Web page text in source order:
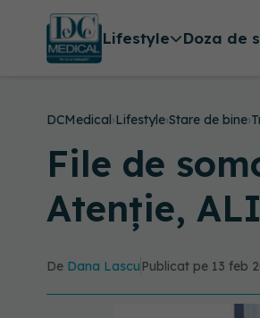
Lifestyle Doza de
DCMedical›Lifestyle›Stare de bine›
File de
Atenție,
De Dana Lascu Publicat pe 13 feb